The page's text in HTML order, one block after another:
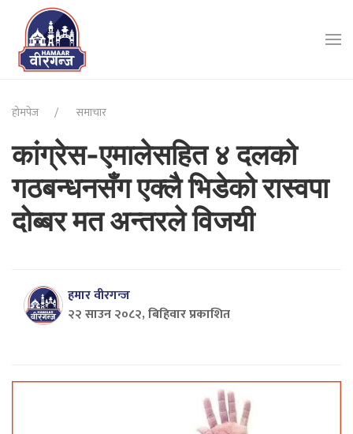
होमपेज समाचार
कांग्रेस-एमालेसहित ४ दलको
गठबन्धनसँग एक्लै भिडेको रास्वपा
दोब्बर मत अन्तरले विजयी
हमार वीरगन्ज
२२ साउन २०८२, बिहिवार प्रकाशित